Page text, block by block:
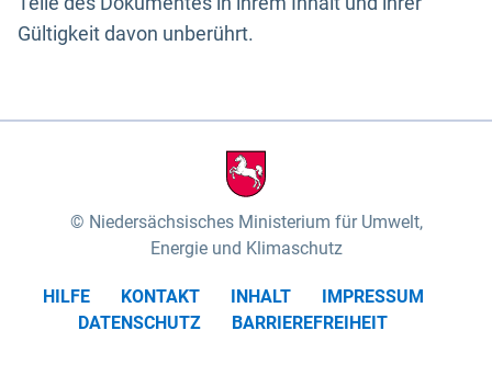
Gültigkeit davon unberührt.
Niedersächsisches Ministerium für Umwelt,
Energie und Klimaschutz
HILFE KONTAKT INHALT
IMPRESSUM
DATENSCHUTZ
BARRIEREFREIHEIT